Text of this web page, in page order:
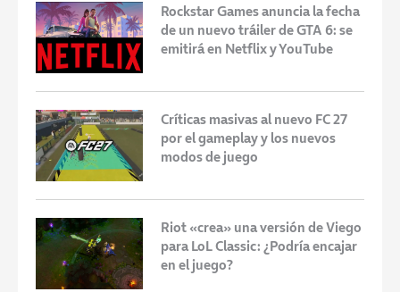
Rockstar Games anuncia la fecha
de un nuevo tráiler de GTA 6: se
emitirá en Netflix y YouTube
Críticas masivas al nuevo FC 27
por el gameplay y los nuevos
modos de juego
Riot «crea» una versión de Viego
para LoL Classic: ¿Podría encajar
en el juego?